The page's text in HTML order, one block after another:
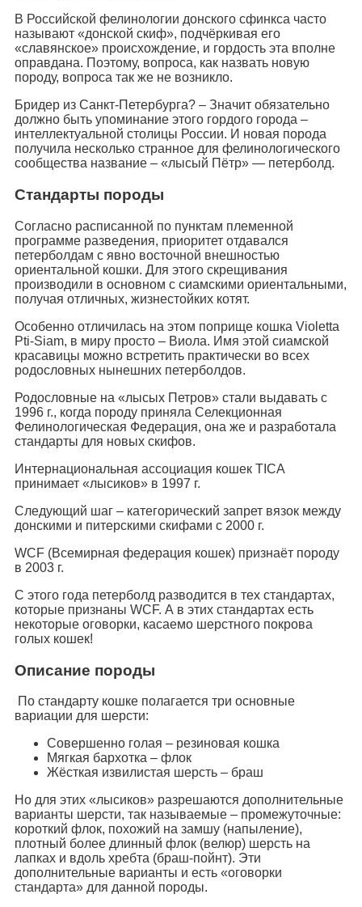
В Российской фелинологии донского сфинкса часто
называют «донской скиф», подчёркивая его
«славянское» происхождение, и гордость эта вполне
оправдана. Поэтому, вопроса, как назвать новую
породу, вопроса так же не возникло.
Бридер из Санкт-Петербурга? – Значит обязательно
должно быть упоминание этого гордого города –
интеллектуальной столицы России. И новая порода
получила несколько странное для фелинологического
сообщества название – «лысый Пётр» — петерболд.
Стандарты породы
Согласно расписанной по пунктам племенной
программе разведения, приоритет отдавался
петерболдам с явно восточной внешностью
ориентальной кошки. Для этого скрещивания
производили в основном с сиамскими ориентальными,
получая отличных, жизнестойких котят.
Особенно отличилась на этом поприще кошка Violetta
Pti-Siam, в миру просто – Виола. Имя этой сиамской
красавицы можно встретить практически во всех
родословных нынешних петерболдов.
Родословные на «лысых Петров» стали выдавать с
1996 г., когда породу приняла Селекционная
Фелинологическая Федерация, она же и разработала
стандарты для новых скифов.
Интернациональная ассоциация кошек TICA
принимает «лысиков» в 1997 г.
Следующий шаг – категорический запрет вязок между
донскими и питерскими скифами с 2000 г.
WCF (Всемирная федерация кошек) признаёт породу
в 2003 г.
С этого года петерболд разводится в тех стандартах,
которые признаны WCF. А в этих стандартах есть
некоторые оговорки, касаемо шерстного покрова
голых кошек!
Описание породы
По стандарту кошке полагается три основные
вариации для шерсти:
Совершенно голая – резиновая кошка
Мягкая бархотка – флок
Жёсткая извилистая шерсть – браш
Но для этих «лысиков» разрешаются дополнительные
варианты шерсти, так называемые – промежуточные:
короткий флок, похожий на замшу (напыление),
плотный более длинный флок (велюр) шерсть на
лапках и вдоль хребта (браш-пойнт). Эти
дополнительные варианты и есть «оговорки
стандарта» для данной породы.